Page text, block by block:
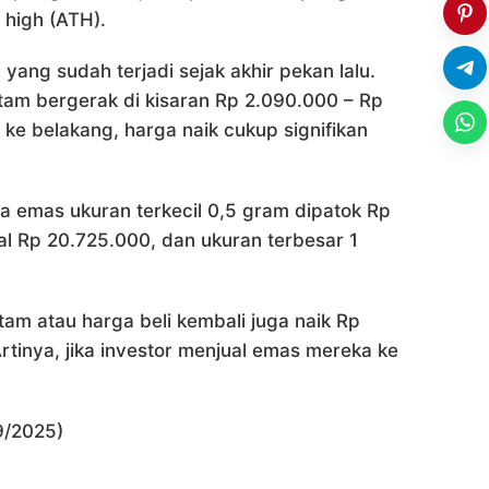
(ATH).
sudah terjadi sejak akhir pekan lalu.
bergerak di kisaran Rp 2.090.000 – Rp
belakang, harga naik cukup signifikan
emas ukuran terkecil 0,5 gram dipatok Rp
Rp 20.725.000, dan ukuran terbesar 1
atau harga beli kembali juga naik Rp
jika investor menjual emas mereka ke
2025)